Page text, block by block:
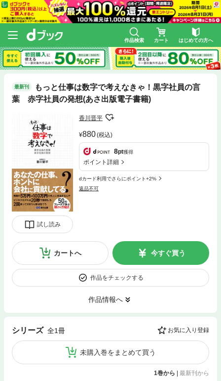
作品検索 カート はじめての方へ
最新刊
もっと仕事は数字で考えなきゃ！黒字社員の言
葉 赤字社員の発想(あさ出版電子書籍)
試し読み
香川晋平
880(税込)
8pt獲得
ポイント詳細
dカード利用でさらにポイント+2%
返品不可
カートへ 今すぐ買う
作品をチェックする
作品情報へ
シリーズ 全1冊 お気に入り登録
未購入巻をまとめて買う
1巻から | 最新刊から